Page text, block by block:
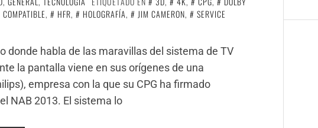
COMPATIBLE, HFR, HOLOGRAFÍA, JIM CAMERON,
SERVICE
donde habla de las maravillas del sistema de TV
la pantalla viene en sus orígenes de una
empresa con la que su CPG ha firmado
NAB 2013. El sistema lo